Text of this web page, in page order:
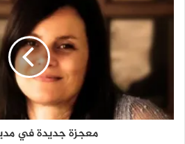
معجزة جديدة في